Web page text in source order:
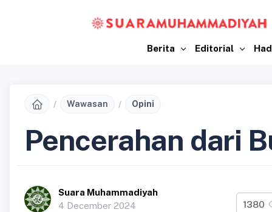
Berita Editorial
Wawasan Opini
Pencerahan dari
Suara Muhammadiyah
4 December 2024
1380